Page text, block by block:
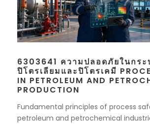
6303641 ความปลอดภัยในกระ
ปิโตรเลียมและปิโตรเคมี
IN PETROLEUM AND
PRODUCTION
Fundamental principles of process
petroleum and petrochemical